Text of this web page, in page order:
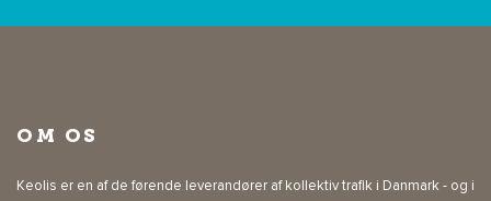
OM OS
Keolis er en af de førende leverandører af kollektiv trafik i Danmark - og i